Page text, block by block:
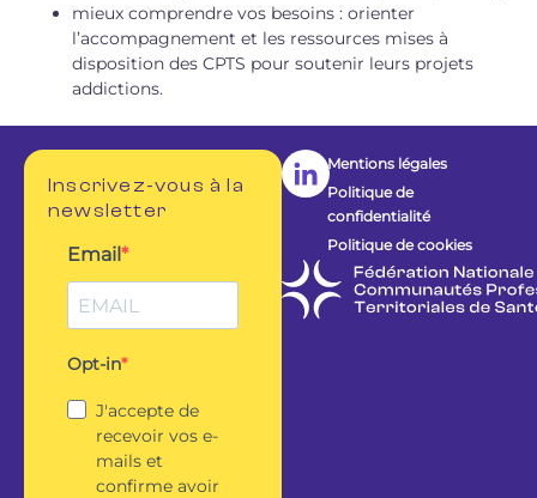
mieux comprendre vos besoins : orienter
l’accompagnement et les ressources mises à
disposition des CPTS pour soutenir leurs projets
addictions.
Mentions légales
Politique de
confidentialité
Politique de cookies
Inscrivez-vous à la
newsletter
Email
Opt-in
J'accepte de
recevoir vos e-
mails et
confirme avoir